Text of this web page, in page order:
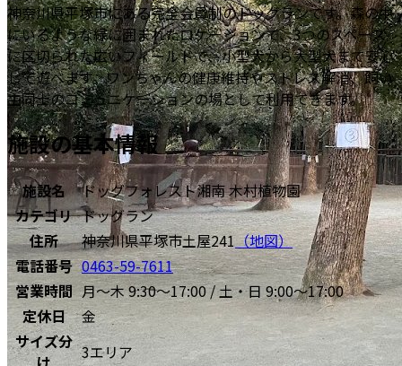
神奈川県平塚市にある完全会員制のドッグランです。森の中
にいるような緑に囲まれたロケーションで、3つのスペース
に区切られた広いフィールドで、小型犬から大型犬まで安心
して遊べます。ワンちゃんの健康維持やストレス解消、飼い
主同士のコミュニケーションの場として利用できます。
施設の基本情報
施設名
ドッグフォレスト湘南 木村植物園
カテゴリ ドッグラン
住所
神奈川県平塚市土屋241（地図）
電話番号 0463-59-7611
営業時間 月〜木 9:30～17:00 / 土・日 9:00～17:00
定休日
金
サイズ分 3エリア